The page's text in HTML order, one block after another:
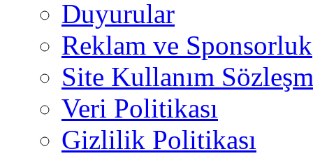
Duyurular
Reklam ve Sponsorluk
Site Kullanım
Veri Politikası
Gizlilik Politikası